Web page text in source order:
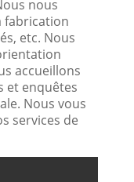
nous
fabrication
etc. Nous
accueillons
et enquêtes
Nous vous
services de